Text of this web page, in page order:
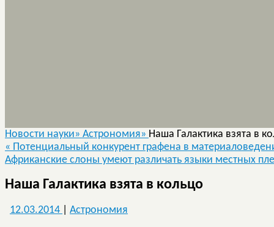
Новости науки» Астрономия» Наша Галактика взята в
« Потенциальный конкурент графена в
Африканские слоны умеют различать языки местных
Наша Галактика взята в кольцо
12.03.2014 Астрономия